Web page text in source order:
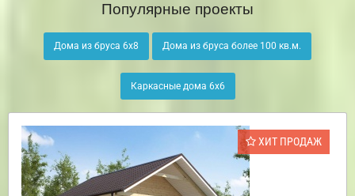
Популярные проекты
Дома из бруса 6х8 Дома из бруса более 100 кв.м.
Каркасные дома 6х6
ХИТ ПРОДАЖ